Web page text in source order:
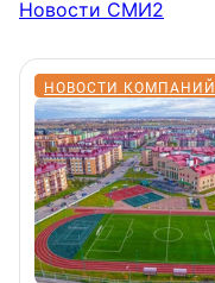
Новости СМИ2
НОВОСТИ КОМПАНИЙ